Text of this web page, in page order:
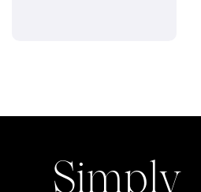
Simply